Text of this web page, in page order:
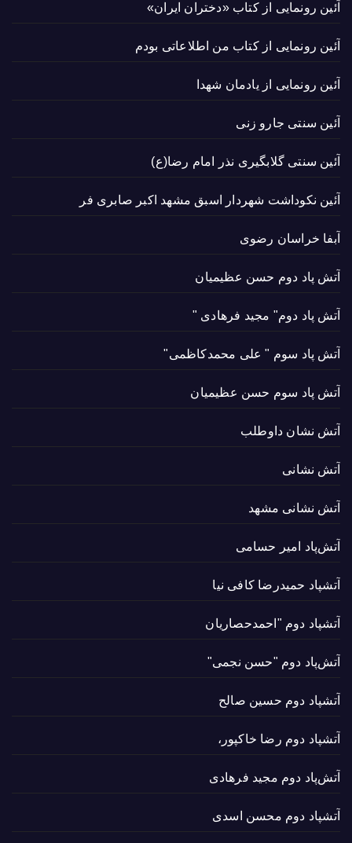
آئین رونمایی از کتاب «دختران ایران»
آئین رونمایی از کتاب من اطلاعاتی بودم
آئین رونمایی از یادمان شهدا
آئین سنتی جارو زنی
آئین سنتی گلابگیری نذر امام رضا(ع)
آئین نکوداشت شهردار اسبق مشهد اکبر صابری فر
آبفا خراسان رضوی
آتش پاد دوم حسن عظیمیان
آتش پاد دوم" مجید فرهادی "
آتش پاد سوم " علی محمدکاظمی"
آتش پاد سوم حسن عظیمیان
آتش نشان داوطلب
آتش نشانی
آتش نشانی مشهد
آتش‌پاد امیر حسامی
آتشپاد حميدرضا کافی نیا
آتشپاد دوم "احمدحصاریان
آتش‌پاد دوم "حسن نجمی"
آتشپاد دوم حسین صالح
آتشپاد دوم رضا خاکپور،
آتش‌پاد دوم مجید فرهادی
آتشپاد دوم محسن اسدی